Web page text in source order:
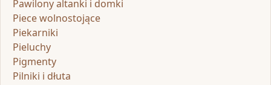
Pawilony altanki i domki
Piece wolnostojące
Piekarniki
Pieluchy
Pigmenty
Pilniki i dłuta